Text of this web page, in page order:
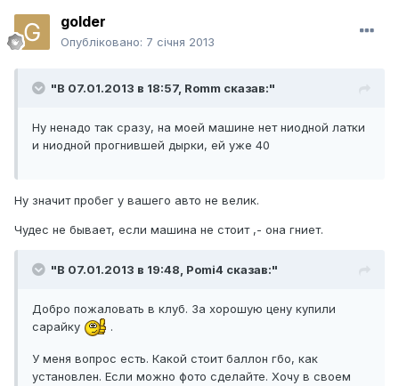
golder
Опубліковано: 7 січня 2013
"В 07.01.2013 в 18:57, Romm сказав:"
Ну ненадо так сразу, на моей машине нет ниодной латки
и ниодной прогнившей дырки, ей уже 40
Ну значит пробег у вашего авто не велик.
Чудес не бывает, если машина не стоит ,- она гниет.
"В 07.01.2013 в 19:48, Pomi4 сказав:"
Добро пожаловать в клуб. За хорошую цену купили
сарайку
.
У меня вопрос есть. Какой стоит баллон гбо, как
установлен. Если можно фото сделайте. Хочу в своем